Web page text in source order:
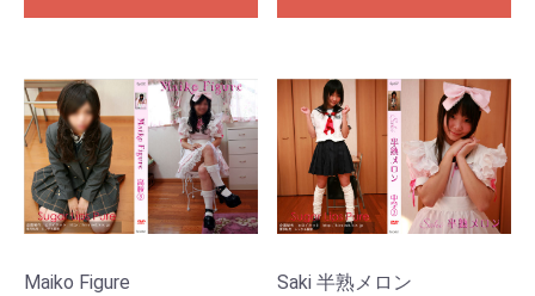
Maiko Figure
Saki 半熟メロン